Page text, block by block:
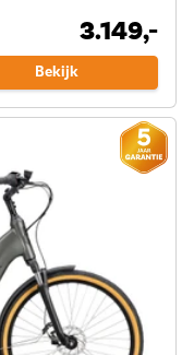
3.149,-
Bekijk